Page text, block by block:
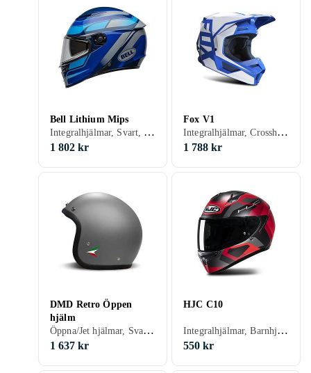
Bell Lithium Mips
Integralhjälmar, Svart, Vit, Grå, Blå, Röd, Orange
1 802 kr
Fox V1
Integralhjälmar, Crosshjälmar, Barnhjälmar, Visir, Svart, Vit, Grå, Turkos, Brun, Blå, Röd, Gul, Orange, Grön, Beige, Rosa, Lila, Kamouflage
1 788 kr
DMD Retro Öppen
hjälm
Öppna/Jet hjälmar, Svart, Vit, Silver, Brun, Blå, Gul, Guld, Beige, Lila
1 637 kr
HJC C10
Integralhjälmar, Barnhjälmar, Svart, Vit, Grå, Blå, Röd, Gul, Orange, Guld, Grön, Beige, Rosa, Lila
550 kr